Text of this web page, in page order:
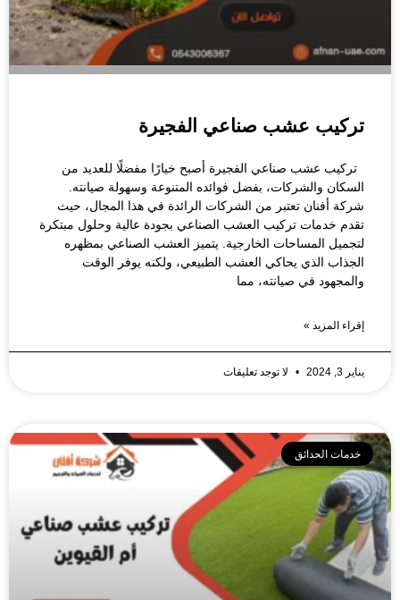
تركيب عشب صناعي الفجيرة
تركيب عشب صناعي الفجيرة أصبح خيارًا مفضلًا للعديد من
السكان والشركات، بفضل فوائده المتنوعة وسهولة صيانته.
شركة أفنان تعتبر من الشركات الرائدة في هذا المجال، حيث
تقدم خدمات تركيب العشب الصناعي بجودة عالية وحلول مبتكرة
لتجميل المساحات الخارجية. يتميز العشب الصناعي بمظهره
الجذاب الذي يحاكي العشب الطبيعي، ولكنه يوفر الوقت
والمجهود في صيانته، مما
إقراء المزيد »
يناير 3, 2024 لا توجد تعليقات
خدمات الحدائق